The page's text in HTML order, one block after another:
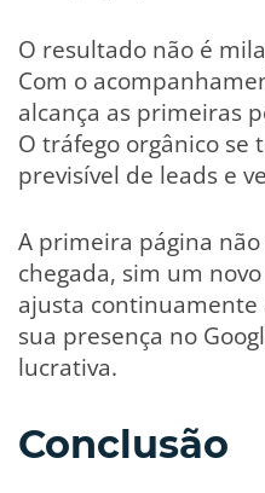
O resultado não é
Com o
alcança as primeiras
O tráfego orgânico se
previsível de leads e
A primeira página
chegada, sim um
ajusta
sua presença no
lucrativa.
Conclusão